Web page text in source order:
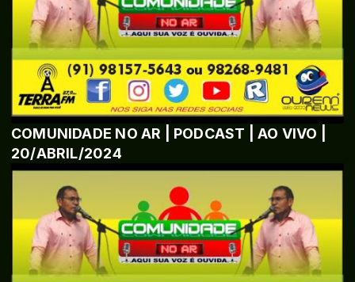
COMUNIDADE NO AR | PODCAST | AO VIVO |
20/ABRIL/2024